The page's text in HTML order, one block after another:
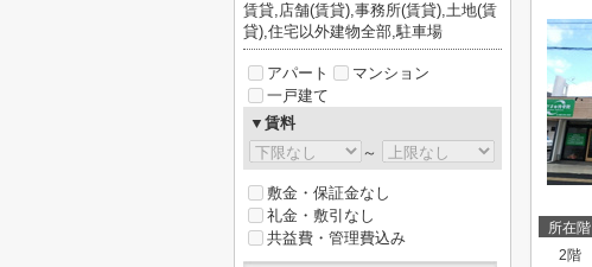
所在階
2階
賃貸,店舗(賃貸),事務所(賃貸),土地(賃
貸),住宅以外建物全部,駐車場
アパート
マンション
一戸建て
▼賃料
～
敷金・保証金なし
礼金・敷引なし
共益費・管理費込み